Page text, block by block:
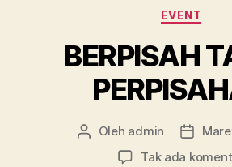
Kategori
EVENT
BERPISAH
Penulis
artikel
Oleh admin
artikel
Tak ada